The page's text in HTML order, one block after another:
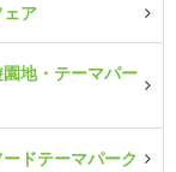
ェア
地・テーマパー
ードテーマパーク